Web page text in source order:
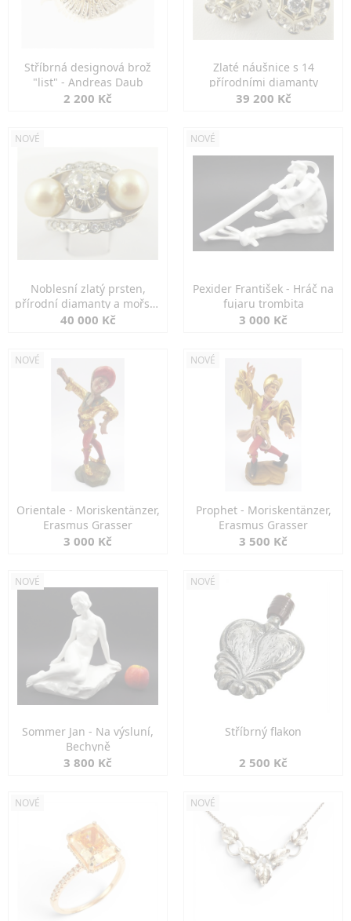
Stříbrná designová brož
"list" - Andreas Daub
2 200 Kč
Zlaté náušnice s 14
přírodními diamanty
39 200 Kč
NOVÉ
Noblesní zlatý prsten,
přírodní diamanty a mořské
perly
40 000 Kč
NOVÉ
Pexider František - Hráč na
fujaru trombita
3 000 Kč
NOVÉ
Orientale - Moriskentänzer,
Erasmus Grasser
3 000 Kč
NOVÉ
Prophet - Moriskentänzer,
Erasmus Grasser
3 500 Kč
NOVÉ
Sommer Jan - Na výsluní,
Bechyně
3 800 Kč
NOVÉ
Stříbrný flakon
2 500 Kč
NOVÉ NOVÉ